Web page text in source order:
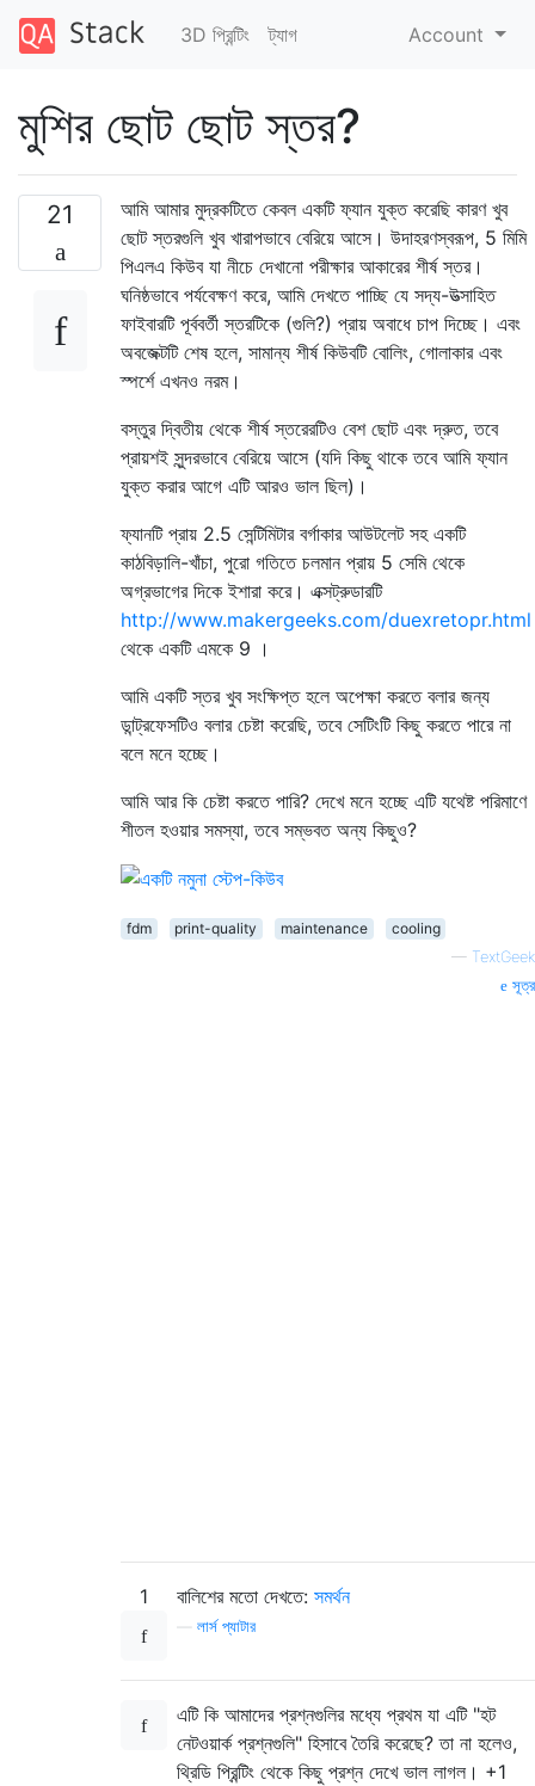
3D প্রিন্টিং ট্যাগ Account
মুশির ছোট ছোট স্তর?
21
আমি আমার মুদ্রকটিতে কেবল একটি ফ্যান যুক্ত করেছি কারণ খুব
ছোট স্তরগুলি খুব খারাপভাবে বেরিয়ে আসে। উদাহরণস্বরূপ, 5 মিমি
পিএলএ কিউব যা নীচে দেখানো পরীক্ষার আকারের শীর্ষ স্তর।
ঘনিষ্ঠভাবে পর্যবেক্ষণ করে, আমি দেখতে পাচ্ছি যে সদ্য-উত্সাহিত
ফাইবারটি পূর্ববর্তী স্তরটিকে (গুলি?) প্রায় অবাধে চাপ দিচ্ছে। এবং
অবজেক্টটি শেষ হলে, সামান্য শীর্ষ কিউবটি বোলিং, গোলাকার এবং
স্পর্শে এখনও নরম।
বস্তুর দ্বিতীয় থেকে শীর্ষ স্তরেরটিও বেশ ছোট এবং দ্রুত, তবে
প্রায়শই সুন্দরভাবে বেরিয়ে আসে (যদি কিছু থাকে তবে আমি ফ্যান
যুক্ত করার আগে এটি আরও ভাল ছিল)।
ফ্যানটি প্রায় 2.5 সেন্টিমিটার বর্গাকার আউটলেট সহ একটি
কাঠবিড়ালি-খাঁচা, পুরো গতিতে চলমান প্রায় 5 সেমি থেকে
অগ্রভাগের দিকে ইশারা করে। এক্সট্রুডারটি
http://www.makergeeks.com/duexretopr.html
থেকে একটি এমকে 9 ।
আমি একটি স্তর খুব সংক্ষিপ্ত হলে অপেক্ষা করতে বলার জন্য
ডান্ট্রফেসটিও বলার চেষ্টা করেছি, তবে সেটিংটি কিছু করতে পারে না
বলে মনে হচ্ছে।
আমি আর কি চেষ্টা করতে পারি? দেখে মনে হচ্ছে এটি যথেষ্ট পরিমাণে
শীতল হওয়ার সমস্যা, তবে সম্ভবত অন্য কিছুও?
fdm print-quality maintenance
cooling
— TextGeek
সূত্র
1 বালিশের মতো দেখতে: সমর্থন
লার্স প্যাটার
এটি কি আমাদের প্রশ্নগুলির মধ্যে প্রথম যা এটি "হট
নেটওয়ার্ক প্রশ্নগুলি" হিসাবে তৈরি করেছে? তা না হলেও,
থ্রিডি প্রিন্টিং থেকে কিছু প্রশ্ন দেখে ভাল লাগল। +1